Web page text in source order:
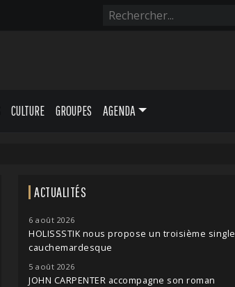
CULTURE GROUPES AGENDA
ACTUALITÉS
6 août 2026
HOLISSSTIK nous propose un troisième single
cauchemardesque
5 août 2026
JOHN CARPENTER accompagne son roman